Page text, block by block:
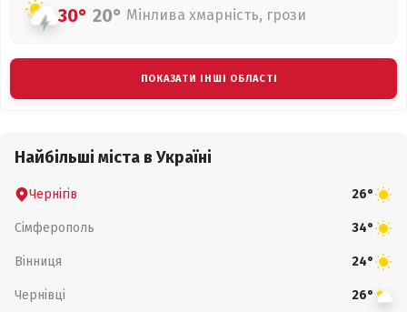
30° 20° Мінлива хмарність, грози
ПОКАЗАТИ ІНШІ ОБЛАСТІ
Найбільші міста в Україні
Чернігів 26°
Сімферополь 34°
Вінниця 24°
Чернівці 26°